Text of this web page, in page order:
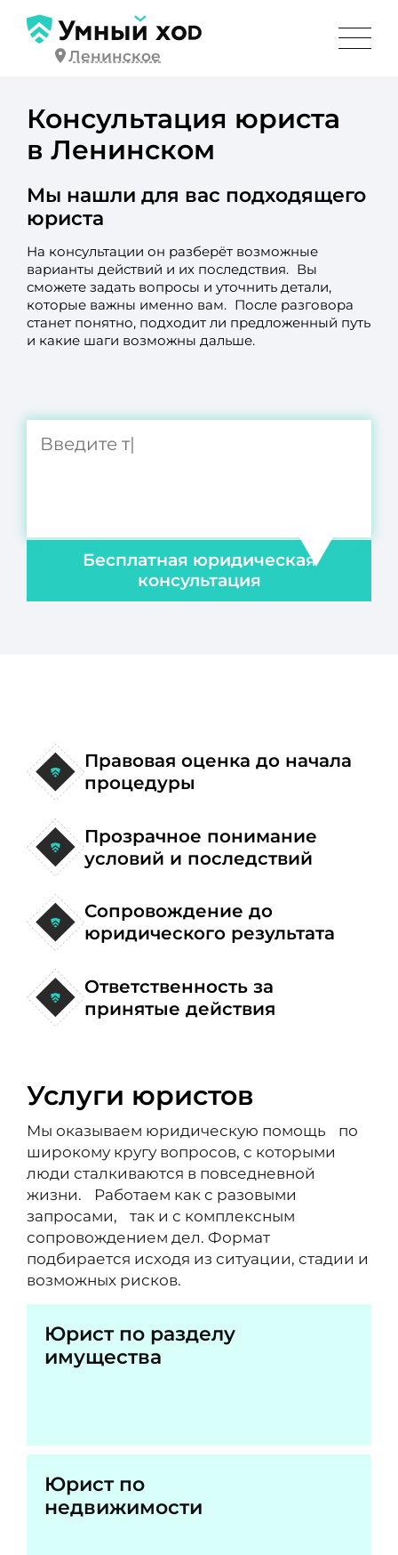
Ленинское
Консультация юриста
в Ленинском
Мы нашли для вас подходящего
юриста
На консультации он разберёт возможные
варианты действий и их последствия. Вы
сможете задать вопросы и уточнить детали,
которые важны именно вам. После разговора
станет понятно, подходит ли предложенный путь
и какие шаги возможны дальше.
Бесплатная юридическая
консультация
Правовая оценка до начала
процедуры
Прозрачное понимание
условий и последствий
Сопровождение до
юридического результата
Ответственность за
принятые действия
Услуги юристов
Мы оказываем юридическую помощь по
широкому кругу вопросов, с которыми
люди сталкиваются в повседневной
жизни. Работаем как с разовыми
запросами, так и с комплексным
сопровождением дел. Формат
подбирается исходя из ситуации, стадии и
возможных рисков.
Юрист по разделу
имущества
Юрист по
недвижимости